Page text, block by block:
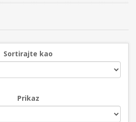
Sortirajte kao
Prikaz